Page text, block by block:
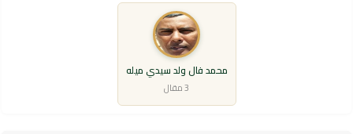
محمد فال ولد سيدي ميله
3 مقال